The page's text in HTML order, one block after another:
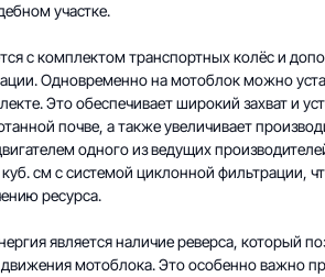
участке.
с комплектом транспортных колёс и
Одновременно на мотоблок можно
Это обеспечивает широкий захват и
почве, а также увеличивает
одного из ведущих
см с системой циклонной фильтрации,
ресурса.
является наличие реверса, который
мотоблока. Это особенно важно